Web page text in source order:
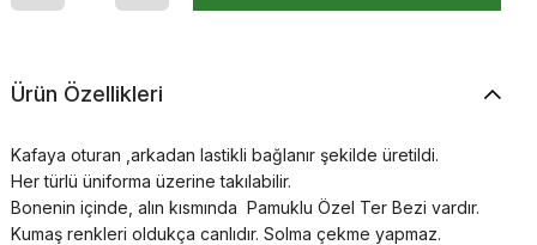
Ürün Özellikleri
Kafaya oturan ,arkadan lastikli bağlanır şekilde üretildi.
Her türlü üniforma üzerine takılabilir.
Bonenin içinde, alın kısmında Pamuklu Özel Ter Bezi vardır.
Kumaş renkleri oldukça canlıdır. Solma çekme yapmaz.